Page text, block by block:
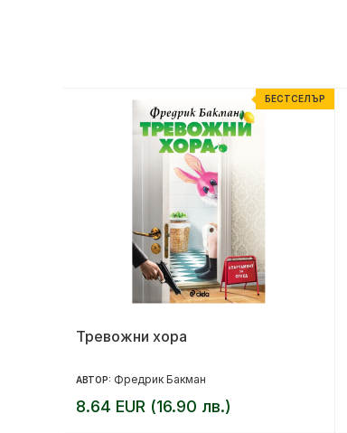
БЕСТСЕЛЪР
Тревожни хора
АВТОР: Фредрик Бакман
8.64 EUR (16.90 лв.)